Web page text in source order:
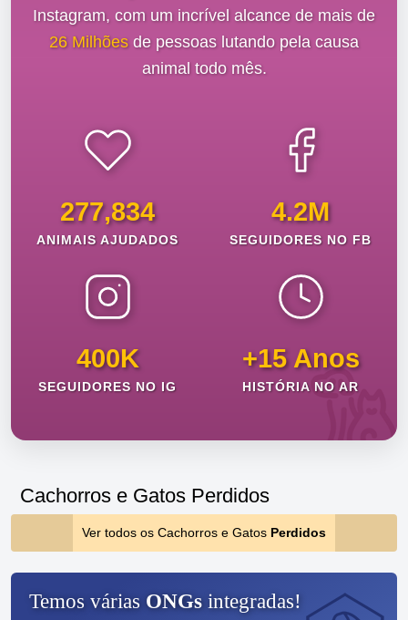
Instagram, com um incrível alcance de mais de
26 Milhõesde pessoas lutando pela causa
animal todo mês.
277,834
ANIMAIS AJUDADOS
4.2M
SEGUIDORES NO FB
400K
SEGUIDORES NO IG
+15 Anos
HISTÓRIA NO AR
Cachorros e Gatos Perdidos
Ver todos os Cachorros e Gatos Perdidos
Temos várias ONGs integradas!